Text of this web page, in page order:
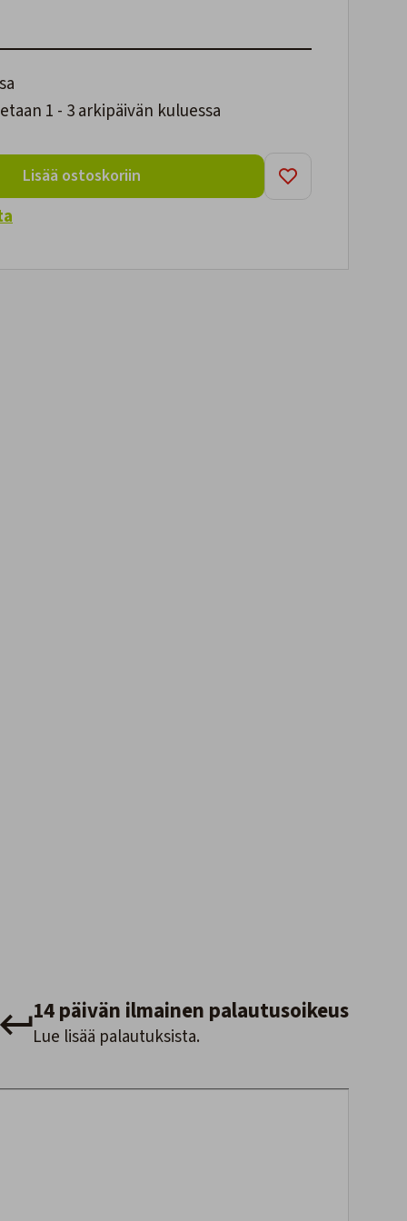
1 - 3 arkipäivän kuluessa
Lisää ostoskoriin
14 päivän ilmainen palautusoikeus
Lue lisää palautuksista.